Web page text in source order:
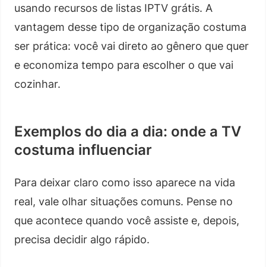
usando recursos de listas IPTV grátis. A
vantagem desse tipo de organização costuma
ser prática: você vai direto ao gênero que quer
e economiza tempo para escolher o que vai
cozinhar.
Exemplos do dia a dia: onde a TV
costuma influenciar
Para deixar claro como isso aparece na vida
real, vale olhar situações comuns. Pense no
que acontece quando você assiste e, depois,
precisa decidir algo rápido.